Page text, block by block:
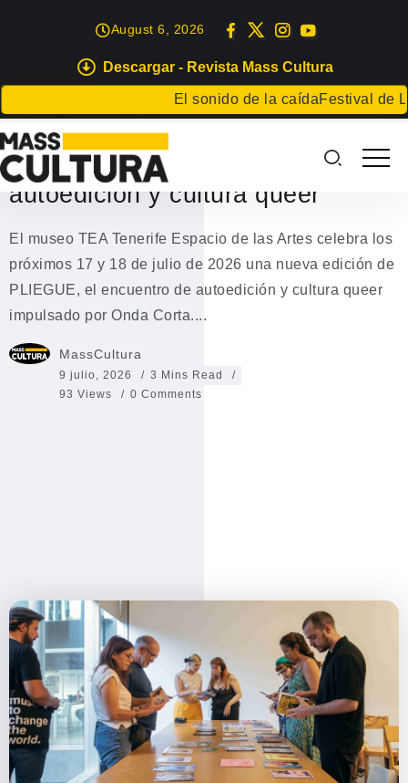
Descargar - Revista Mass Cultura
El sonido de la caída Festival de
August 6, 2026
TENERIFE
El TEA acoge una nueva edición
de PLIEGUE, el encuentro de
autoedición y cultura queer
El museo TEA Tenerife Espacio de las Artes celebra los
próximos 17 y 18 de julio de 2026 una nueva edición de
PLIEGUE, el encuentro de autoedición y cultura queer
impulsado por Onda Corta....
MassCultura
9 julio, 2026
3 Mins Read
93 Views
0 Comments